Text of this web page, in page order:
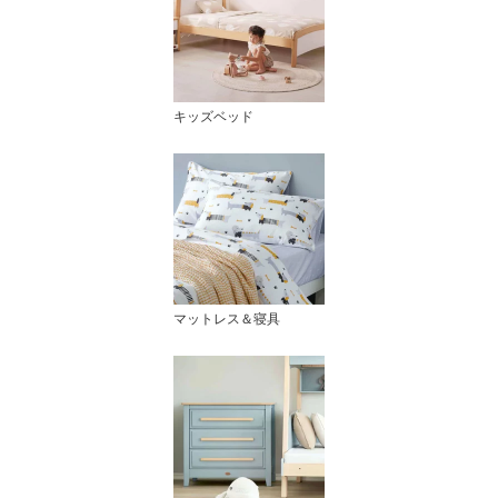
キッズベッド
マットレス＆寝具